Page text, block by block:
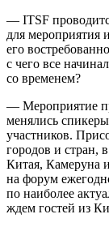
— ITSF
для мероприятия
его
с чего все
со временем?
— Мероприятие
менялись
участников.
городов и стран,
Китая, Камеруна
на форум
по наиболее
ждем гостей из